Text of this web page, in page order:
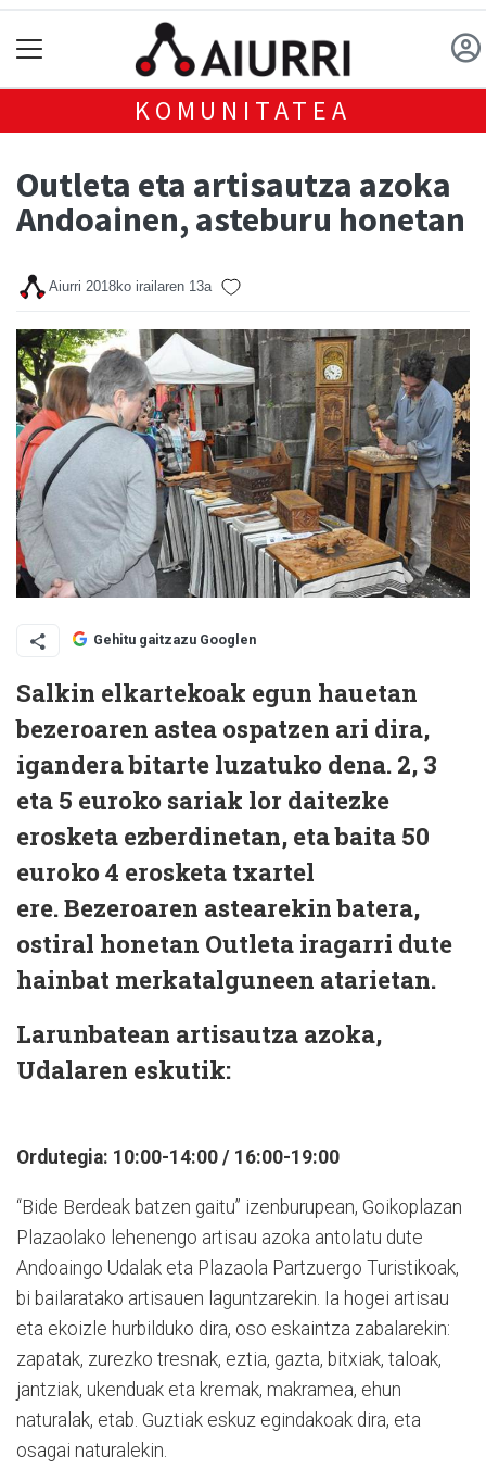
KOMUNITATEA
Outleta eta artisautza azoka
Andoainen, asteburu honetan
Aiurri 2018ko irailaren 13a
Gehitu gaitzazu Googlen
Salkin elkartekoak egun hauetan
bezeroaren astea ospatzen ari dira,
igandera bitarte luzatuko dena. 2, 3
eta 5 euroko sariak lor daitezke
erosketa ezberdinetan, eta baita 50
euroko 4 erosketa txartel
ere. Bezeroaren astearekin batera,
ostiral honetan Outleta iragarri dute
hainbat merkatalguneen atarietan.
Larunbatean artisautza azoka,
Udalaren eskutik:
Ordutegia: 10:00-14:00 / 16:00-19:00
“Bide Berdeak batzen gaitu” izenburupean, Goikoplazan
Plazaolako lehenengo artisau azoka antolatu dute
Andoaingo Udalak eta Plazaola Partzuergo Turistikoak,
bi bailaratako artisauen laguntzarekin. Ia hogei artisau
eta ekoizle hurbilduko dira, oso eskaintza zabalarekin:
zapatak, zurezko tresnak, eztia, gazta, bitxiak, taloak,
jantziak, ukenduak eta kremak, makramea, ehun
naturalak, etab. Guztiak eskuz egindakoak dira, eta
osagai naturalekin.